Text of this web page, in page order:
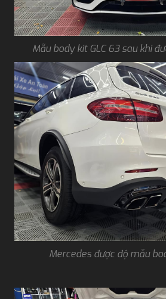
Mẫu body kit GLC 63 sau khi
Mercedes được độ mẫu